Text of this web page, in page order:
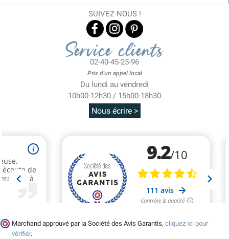
SUIVEZ-NOUS !
Service clients
02-40-45-25-96
Prix d'un appel local
Du lundi au vendredi
10h00-12h30 / 15h00-18h30
Nous écrire >
Marchand approuvé par la Société des Avis Garantis, cliquez ici pour
vérifier.